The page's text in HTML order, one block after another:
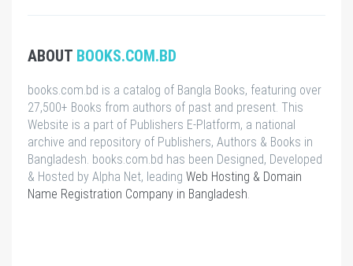
ABOUT BOOKS.COM.BD
books.com.bd is a catalog of Bangla Books, featuring over
27,500+ Books from authors of past and present. This
Website is a part of Publishers E-Platform, a national
archive and repository of Publishers, Authors & Books in
Bangladesh. books.com.bd has been Designed, Developed
& Hosted by Alpha Net, leading Web Hosting & Domain
Name Registration Company in Bangladesh